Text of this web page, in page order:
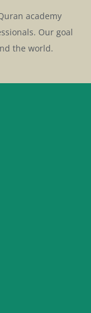
academy
Our goal
the world.